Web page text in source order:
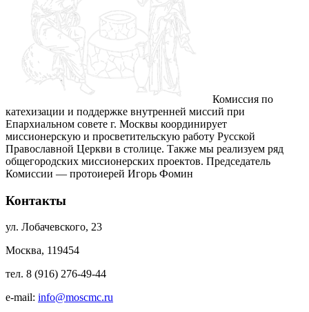
Комиссия по
катехизации и поддержке внутренней миссий при
Епархиальном совете г. Москвы координирует
миссионерскую и просветительскую работу Русской
Православной Церкви в столице. Также мы реализуем ряд
общегородских миссионерских проектов. Председатель
Комиссии — протоиерей Игорь Фомин
Контакты
ул. Лобачевского, 23
Москва, 119454
тел. 8 (916) 276-49-44
e-mail: info@moscmc.ru